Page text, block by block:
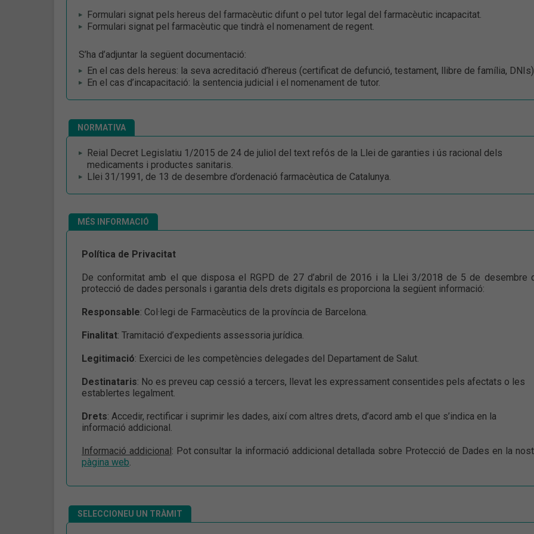
Formulari signat pels hereus del farmacèutic difunt o pel tutor legal del farmacèutic incapacitat.
Formulari signat pel farmacèutic que tindrà el nomenament de regent.
S’ha d’adjuntar la següent documentació:
En el cas dels hereus: la seva acreditació d’hereus (certificat de defunció, testament, llibre de família,
En el cas d’incapacitació: la sentencia judicial i el nomenament de tutor.
NORMATIVA
Reial Decret Legislatiu 1/2015 de 24 de juliol del text refós de la Llei de garanties i ús racional dels
medicaments i productes sanitaris.
Llei 31/1991, de 13 de desembre d’ordenació farmacèutica de Catalunya.
MÉS INFORMACIÓ
Política de Privacitat
De conformitat amb el que disposa el RGPD de 27 d’abril de 2016 i la Llei 3/2018 de 5 de desembre
protecció de dades personals i garantia dels drets digitals es proporciona la següent informació:
Responsable: Col·legi de Farmacèutics de la província de Barcelona.
Finalitat: Tramitació d’expedients assessoria jurídica.
Legitimació: Exercici de les competències delegades del Departament de Salut.
Destinataris: No es preveu cap cessió a tercers, llevat les expressament consentides pels afectats o les
establertes legalment.
Drets: Accedir, rectificar i suprimir les dades, així com altres drets, d’acord amb el que s’indica en la
informació addicional.
Informació addicional : Pot consultar la informació addicional detallada sobre Protecció de Dades en la
pàgina web.
SELECCIONEU UN TRÀMIT